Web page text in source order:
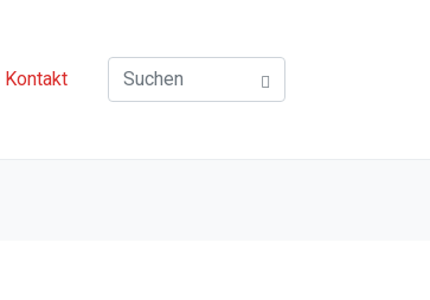
Kontakt